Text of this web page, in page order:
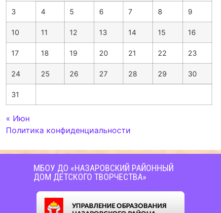
3 4 5 6 7 8 9
10 11 12 13 14 15 16
17 18 19 20 21 22 23
24 25 26 27 28 29 30
31
« Июн
Политика конфиденциальности
МБОУ ДО «НАЗАРОВСКИЙ РАЙОННЫЙ
ДОМ ДЕТСКОГО ТВОРЧЕСТВА»